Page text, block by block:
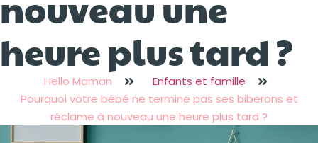
heure plus tard ?
Hello Maman
Enfants et famille
Pourquoi votre bébé ne termine pas ses biberons et
réclame à nouveau une heure plus tard ?